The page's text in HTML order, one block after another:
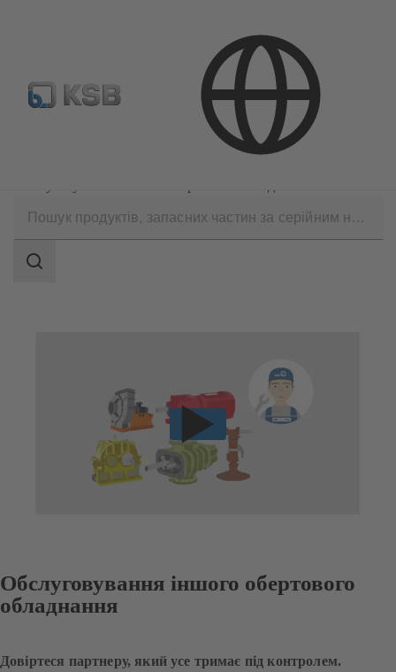
ДИЛЕРИ
scope
Search
Обслуговування іншого обертового
обладнання
Довіртеся партнеру, який усе тримає під контролем.